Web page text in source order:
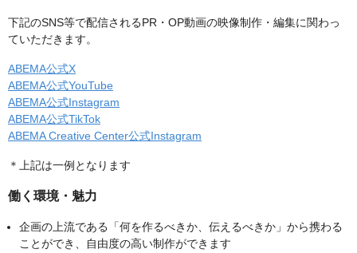
下記のSNS等で配信されるPR・OP動画の映像制作・編集に関わっ
ていただきます。
ABEMA公式X
ABEMA公式YouTube
ABEMA公式Instagram
ABEMA公式TikTok
ABEMA Creative Center公式Instagram
＊上記は一例となります
働く環境・魅力
企画の上流である「何を作るべきか、伝えるべきか」から携わる
ことができ、自由度の高い制作ができます